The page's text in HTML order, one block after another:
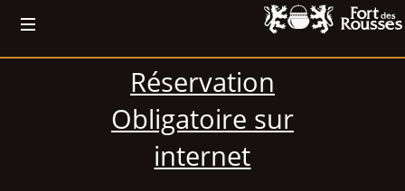
Réservation
Obligatoire sur
internet